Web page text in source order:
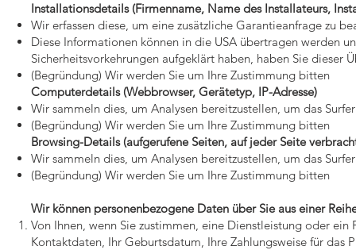
Installationsdetails (Firmenname, Name des Installateurs,
Wir erfassen diese, um eine zusätzliche Garantieanfrage zu
Diese Informationen können in die USA übertragen werden
Sicherheitsvorkehrungen aufgeklärt haben, haben Sie dieser
(Begründung) Wir werden Sie um Ihre Zustimmung bitten
Computerdetails (Webbrowser, Gerätetyp, IP-Adresse)
Wir sammeln dies, um Analysen bereitzustellen, um das
(Begründung) Wir werden Sie um Ihre Zustimmung bitten
Browsing-Details (aufgerufene Seiten, auf jeder Seite
Wir sammeln dies, um Analysen bereitzustellen, um das
(Begründung) Wir werden Sie um Ihre Zustimmung bitten
Wir können personenbezogene Daten über Sie aus einer
Von Ihnen, wenn Sie zustimmen, eine Dienstleistung oder
Kontaktdaten, Ihr Geburtsdatum, Ihre Zahlungsweise für